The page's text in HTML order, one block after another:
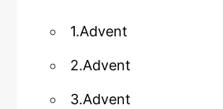
1.Advent
2.Advent
3.Advent